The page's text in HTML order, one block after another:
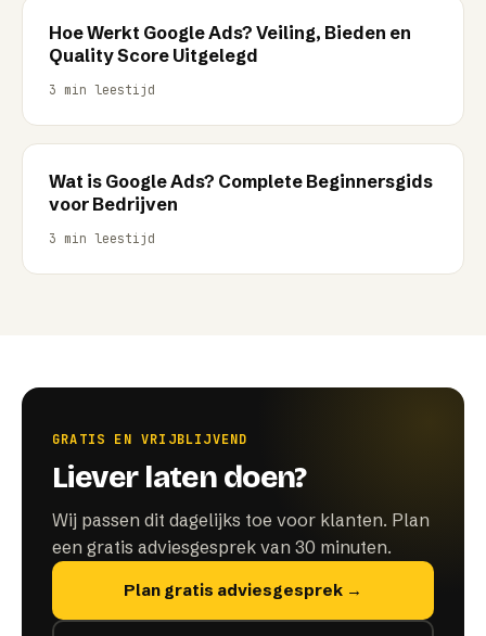
Hoe Werkt Google Ads? Veiling, Bieden en
Quality Score Uitgelegd
3 min leestijd
Wat is Google Ads? Complete Beginnersgids
voor Bedrijven
3 min leestijd
GRATIS EN VRIJBLIJVEND
Liever laten doen?
Wij passen dit dagelijks toe voor klanten. Plan
een gratis adviesgesprek van 30 minuten.
Plan gratis adviesgesprek →